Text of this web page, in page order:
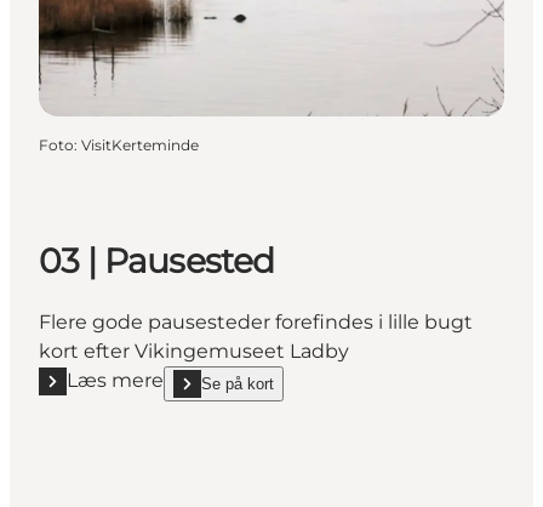
Foto: VisitKerteminde
03 | Pausested
Flere gode pausesteder forefindes i lille bugt
kort efter Vikingemuseet Ladby
Læs mere
Læs mere "03 | Pausested"
Se på kort
show 03 | Pausested on_map